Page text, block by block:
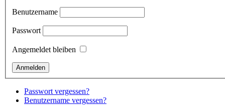
Benutzername
Passwort
Angemeldet bleiben
Passwort vergessen?
Benutzername vergessen?